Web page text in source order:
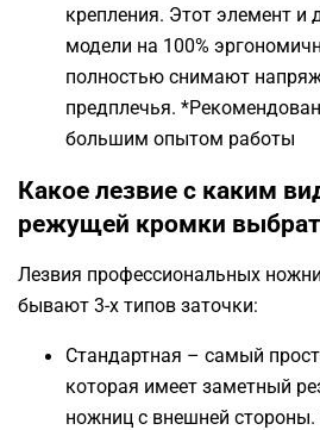
крепления. Этот элемент и
модели на 100%
полностью снимают
предплечья.
большим опытом работы
Какое лезвие с каким
режущей кромки
Лезвия профессиональных
бывают 3-х типов заточки:
Стандартная – самый
которая имеет заметный
ножниц с внешней стороны.